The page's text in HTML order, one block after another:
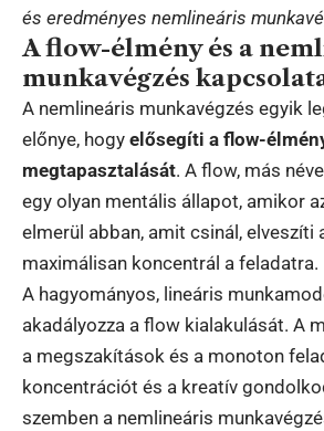
és eredményes nemlineáris
A flow-élmény és a
munkavégzés
A nemlineáris munkavégzés egyik
előnye, hogy elősegíti a flow-
megtapasztalását. A flow, más
egy olyan mentális állapot, amikor
elmerül abban, amit csinál, elveszíti
maximálisan koncentrál a feladatra.
A hagyományos, lineáris
akadályozza a flow kialakulását. A
a megszakítások és a monoton
koncentrációt és a kreatív
szemben a nemlineáris